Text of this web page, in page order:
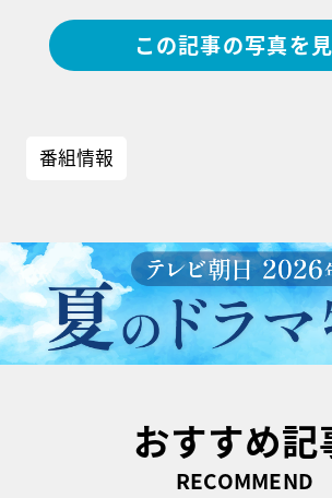
この記事の写真を
番組情報
おすすめ記
RECOMMEND